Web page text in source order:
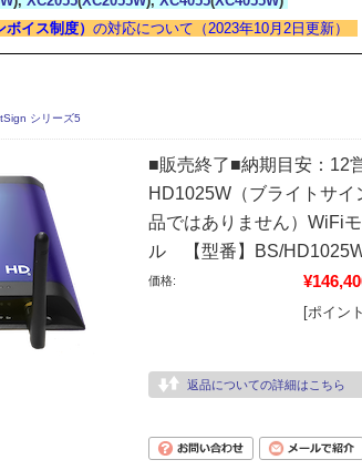
イス制度） の対応について（2023年10月2日更新）
シリーズ5
■販売終了■納期目安：
HD1025W（ブライトサイ
品ではありません）WiFi
ル 【型番】BS/
価格:
[ポイン
返品についての詳細はこちら